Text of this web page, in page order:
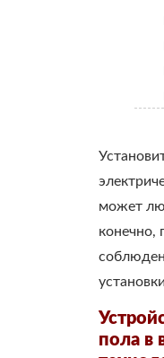
может
конечно,
пола в